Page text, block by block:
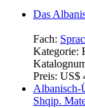
Das
Fach:
Kategorie:
Preis: US$
Albanisch-
Shqip.